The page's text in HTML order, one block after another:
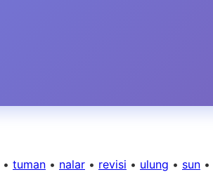
• tuman • nalar • revisi • ulung • sun •